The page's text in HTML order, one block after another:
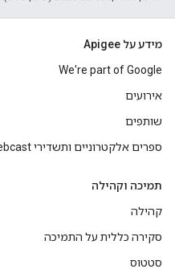
מידע על Apigee
We're part of Google
אירועים
שותפים
ספרים אלקטרוניים ותשדירי webcast
תמיכה וקהילה
קהילה
סקירה כללית על התמיכה
סטטוס